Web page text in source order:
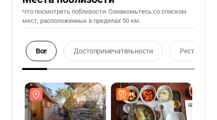
Что посмотреть поблизости. Ознакомьтесь со списком
мест, расположенных в пределах 50 км.
Все Достопримечательности Ресторан